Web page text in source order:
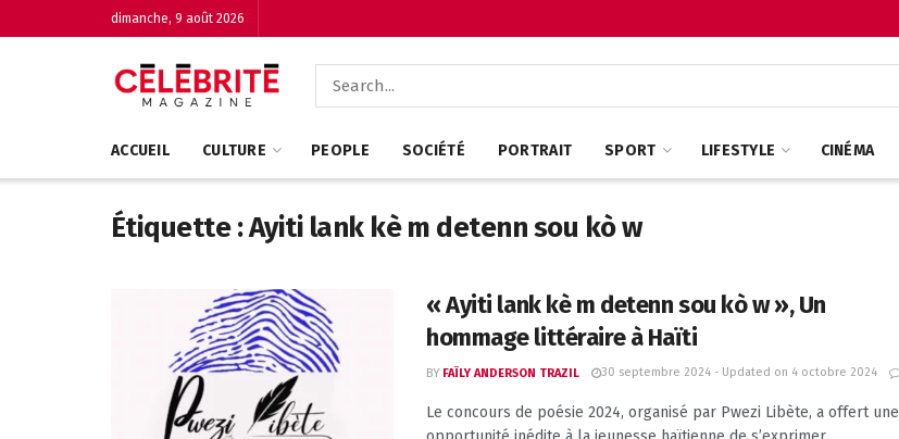
dimanche, 9 août 2026
ACCUEIL CULTURE PEOPLE SOCIÉTÉ PORTRAIT SPORT LIFESTYLE CINÉMA
Étiquette :Ayiti lank kè m detenn sou kò w
« Ayiti lank kè m detenn sou kò w », Un
hommage littéraire à Haïti
BY FAÏLY ANDERSON TRAZIL 30 septembre 2024 - Updated on 4 octobre 2024
Le concours de poésie 2024, organisé par Pwezi Libète, a offert une